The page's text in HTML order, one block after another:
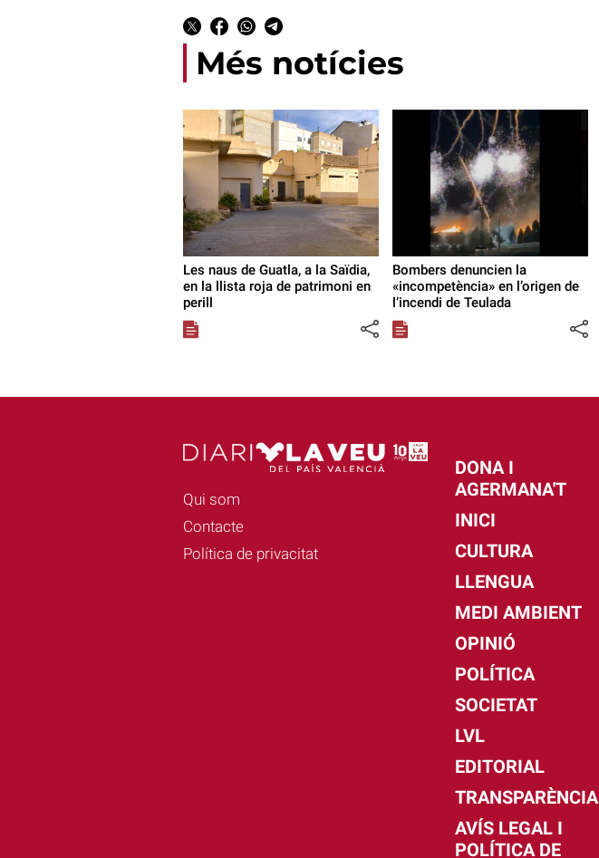
Més notícies
Les naus de Guatla, a la Saïdia,
en la llista roja de patrimoni en
perill
Bombers denuncien la
«incompetència» en l’origen de
l’incendi de Teulada
Qui som
Contacte
Política de privacitat
DONA I
AGERMANA'T
INICI
CULTURA
LLENGUA
MEDI AMBIENT
OPINIÓ
POLÍTICA
SOCIETAT
LVL
EDITORIAL
TRANSPARÈNCIA
AVÍS LEGAL I
POLÍTICA DE